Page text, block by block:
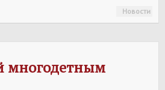
Новости
многодетным